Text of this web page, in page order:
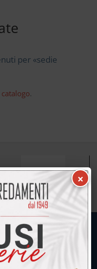
per «sedie
catalogo.
×